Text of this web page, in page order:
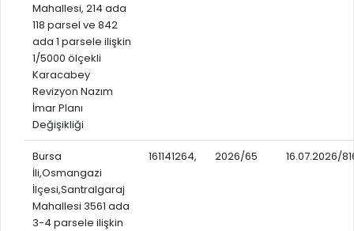
YÖNETİM SİSTEMLERİ
VİZYON & MİSYON
POLİTİKALARIMIZ
ENTEGRE YÖNETIM SISTEMI
KALITE BELGELERIMIZ
KVKK AYDINLATMA METNI
YÖNETMELIKLER / YÖNERGELER
KAMU HİZMET STANDARTLARI (KAHİS)
KURUM İÇİ UYGULAMALAR
E-DEVLET KAPISI
NÖBETÇİ ECZANELER
HAL FİYATLARI
SANAL TURLAR
KURUMLAR
RUHSATLI HAFRİYAT ALANLARI
ŞİKAYET TAKİBİ (KURUMLAR)
Mahallesi, 214 ada
118 parsel ve 842
ada 1 parsele ilişkin
1/5000 ölçekli
Karacabey
Revizyon Nazım
İmar Planı
Değişikliği
Bursa
İli,Osmangazi
İlçesi,Santralgaraj
Mahallesi 3561 ada
3-4 parsele ilişkin
161141264, 2026/65 16.07.2026/